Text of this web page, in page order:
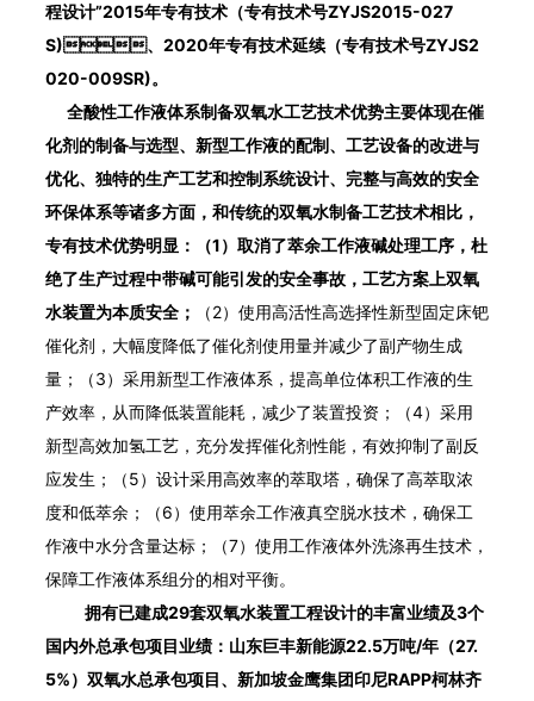
程设计”2015年专有技术（专有技术号ZYJS2015-027
S)、2020年专有技术延续（专有技术号ZYJS2
020-009SR)。
全酸性工作液体系制备双氧水工艺技术优势主要体现在催
化剂的制备与选型、新型工作液的配制、工艺设备的改进与
优化、独特的生产工艺和控制系统设计、完整与高效的安全
环保体系等诸多方面，和传统的双氧水制备工艺技术相比，
专有技术优势明显：（1）取消了萃余工作液碱处理工序，杜
绝了生产过程中带碱可能引发的安全事故，工艺方案上双氧
水装置为本质安全；
（2）使用高活性高选择性新型固定床钯
催化剂，大幅度降低了催化剂使用量并减少了副产物生成
量；（3）采用新型工作液体系，提高单位体积工作液的生
产效率，从而降低装置能耗，减少了装置投资；（4）采用
新型高效加氢工艺，充分发挥催化剂性能，有效抑制了副反
应发生；（5）设计采用高效率的萃取塔，确保了高萃取浓
度和低萃余；（6）使用萃余工作液真空脱水技术，确保工
作液中水分含量达标；（7）使用工作液体外洗涤再生技术，
保障工作液体系组分的相对平衡。
拥有已建成29套双氧水装置工程设计的丰富业绩及3个
国内外总承包项目业绩：山东巨丰新能源22.5万吨/年（27.
5%）双氧水总承包项目、新加坡金鹰集团印尼RAPP柯林齐